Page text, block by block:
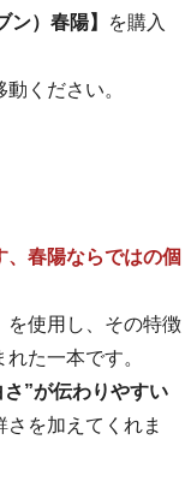
ン）春陽】
を購入
ください。
春陽ならではの個
を使用し、その特徴
た一本です。
さ”が伝わりやすい
を加えてくれま